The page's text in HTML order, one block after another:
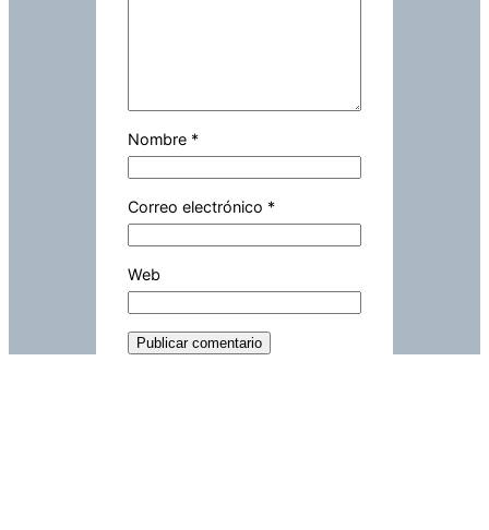
Nombre *
Correo electrónico *
Web